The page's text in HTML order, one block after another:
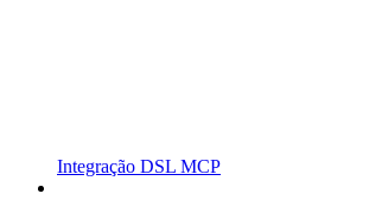
Integração DSL MCP